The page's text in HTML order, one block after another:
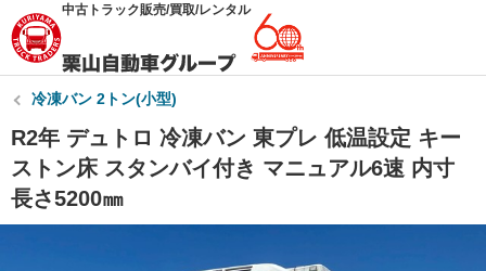
中古トラック販売/買取/レンタル
冷凍バン 2トン(小型)
R2年 デュトロ 冷凍バン 東プレ 低温設定 キー
ストン床 スタンバイ付き マニュアル6速 内寸
長さ5200㎜